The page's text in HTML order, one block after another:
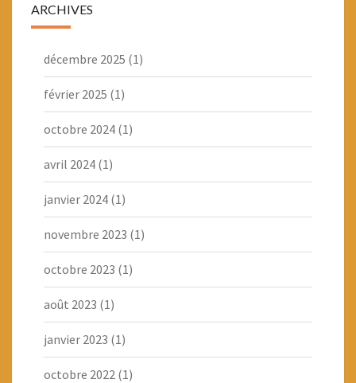
ARCHIVES
décembre 2025 (1)
février 2025 (1)
octobre 2024 (1)
avril 2024 (1)
janvier 2024 (1)
novembre 2023 (1)
octobre 2023 (1)
août 2023 (1)
janvier 2023 (1)
octobre 2022 (1)